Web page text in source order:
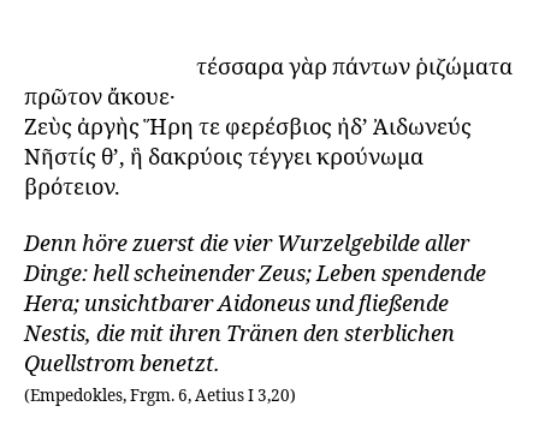
τέσσαρα γὰρ πάντων ῥιζώματα
πρῶτον ἄκουε·
Ζεὺς ἀργὴς Ἥρη τε φερέσβιος ἠδ’ Ἀιδωνεύς
Νῆστίς θ’, ἣ δακρύοις τέγγει κρούνωμα
βρότειον.
Denn höre zuerst die vier Wurzelgebilde aller
Dinge: hell scheinender Zeus; Leben spendende
Hera; unsichtbarer Aidoneus und fließende
Nestis, die mit ihren Tränen den sterblichen
Quellstrom benetzt.
(Empedokles, Frgm. 6, Aetius I 3,20)